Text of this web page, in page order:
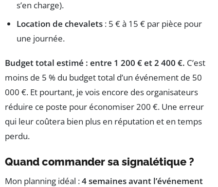
s’en charge).
Location de chevalets : 5 € à 15 € par pièce pour
une journée.
Budget total estimé : entre 1 200 € et 2 400 €. C’est
moins de 5 % du budget total d’un événement de 50
000 €. Et pourtant, je vois encore des organisateurs
réduire ce poste pour économiser 200 €. Une erreur
qui leur coûtera bien plus en réputation et en temps
perdu.
Quand commander sa signalétique ?
Mon planning idéal :4 semaines avant l’événement